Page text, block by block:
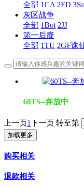
全部 1CA 2FD
灰区战争
全部 1Bot 2JJ
第一后裔
全部 1TU 2GF诛
60TS--奔放中
上一页1下一页 转至第
加载更多
购买相关
退款相关